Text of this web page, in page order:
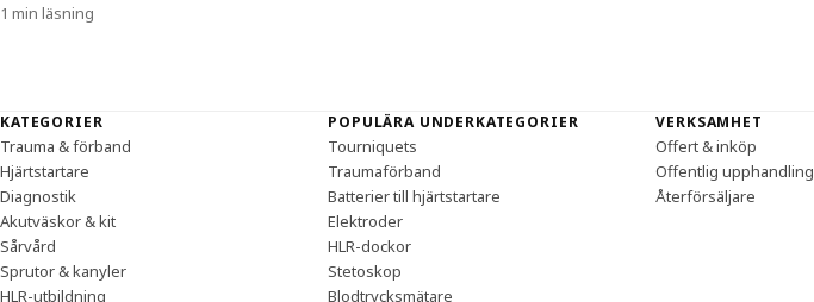
1 min läsning
Sidfot
KATEGORIER
Trauma & förband
Hjärtstartare
Diagnostik
Akutväskor & kit
Sårvård
Sprutor & kanyler
HLR-utbildning
POPULÄRA UNDERKATEGORIER
Tourniquets
Traumaförband
Batterier till hjärtstartare
Elektroder
HLR-dockor
Stetoskop
Blodtrycksmätare
VERKSAMHET
Offert & inköp
Offentlig upphandling
Återförsäljare